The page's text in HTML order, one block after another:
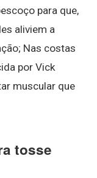
para que,
aliviem a
Nas costas
por Vick
muscular que
tosse